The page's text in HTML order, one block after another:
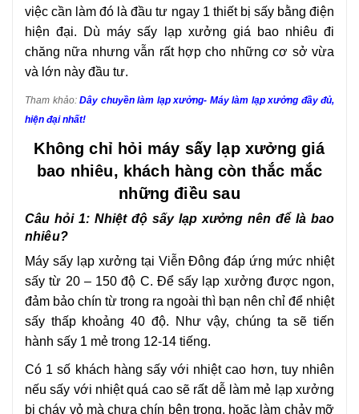
việc cần làm đó là đầu tư ngay 1 thiết bị sấy bằng điện
hiện đại. Dù máy sấy lạp xưởng giá bao nhiêu đi
chăng nữa nhưng vẫn rất hợp cho những cơ sở vừa
và lớn này đầu tư.
Tham khảo: Dây chuyền làm lạp xưởng- Máy làm lạp xưởng đầy đủ,
hiện đại nhất!
Không chỉ hỏi máy sấy lạp xưởng giá
bao nhiêu, khách hàng còn thắc mắc
những điều sau
Câu hỏi 1: Nhiệt độ sấy lạp xưởng nên để là bao
nhiêu?
Máy sấy lạp xưởng tại Viễn Đông đáp ứng mức nhiệt
sấy từ 20 – 150 độ C. Để sấy lạp xưởng được ngon,
đảm bảo chín từ trong ra ngoài thì bạn nên chỉ để nhiệt
sấy thấp khoảng 40 độ. Như vậy, chúng ta sẽ tiến
hành sấy 1 mẻ trong 12-14 tiếng.
Có 1 số khách hàng sấy với nhiệt cao hơn, tuy nhiên
nếu sấy với nhiệt quá cao sẽ rất dễ làm mẻ lạp xưởng
bị cháy vỏ mà chưa chín bên trong, hoặc làm chảy mỡ